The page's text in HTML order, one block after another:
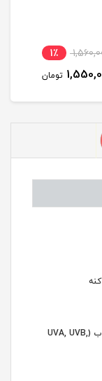
1٪
تومان
محافظت از پوست در برابر اشعه های مضر آفتاب (UVA, UVB,